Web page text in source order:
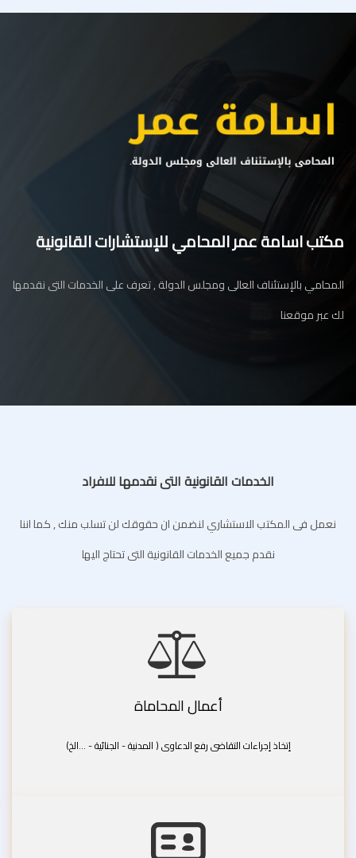
مكتب اسامة عمر المحامي للإستشارات القانونية
المحامي بالإستئناف العالى ومجلس الدولة , تعرف على الخدمات التى نقدمها
لك عبر موقعنا
الخدمات القانونية التى نقدمها للافراد
نعمل فى المكتب الاستشاري لنضمن ان حقوقك لن تسلب منك , كما اننا
نقدم جميع الخدمات القانونية التى تحتاج اليها
أعمال المحاماة
إتخاذ إجراءات التقاضى رفع الدعاوى ( المدنية - الجنائية - ...الخ)